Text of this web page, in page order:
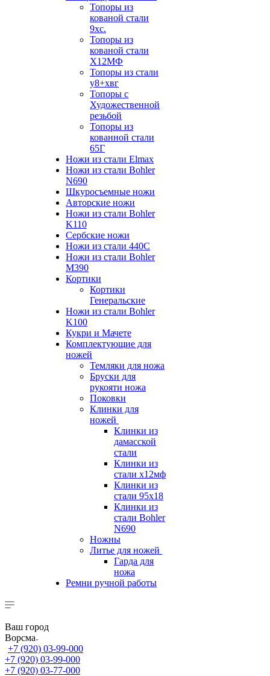
Топоры из
кованой стали
9хс.
Топоры из
кованой стали
Х12МФ
Топоры из стали
у8+хвг
Топоры с
Художественной
резьбой
Топоры из
кованной стали
65Г
Ножи из стали Elmax
Ножи из стали Bohler
N690
Шкуросъемные ножи
Авторские ножи
Ножи из стали Bohler
K110
Сербские ножи
Ножи из стали 440С
Ножи из стали Bohler
M390
Кортики
Кортики
Генеральские
Ножи из стали Bohler
K100
Кукри и Мачете
Комплектующие для
ножей
Темляки для ножа
Бруски для
рукояти ножа
Поковки
Клинки для
ножей
Клинки из
дамасской
стали
Клинки из
стали х12мф
Клинки из
стали 95х18
Клинки из
стали Bohler
N690
Ножны
Литье для ножей
Гарда для
ножа
Ремни ручной работы
Ваш город
Ворсма
+7 (920) 03-99-000
+7 (920) 03-99-000
+7 (920) 03-77-000